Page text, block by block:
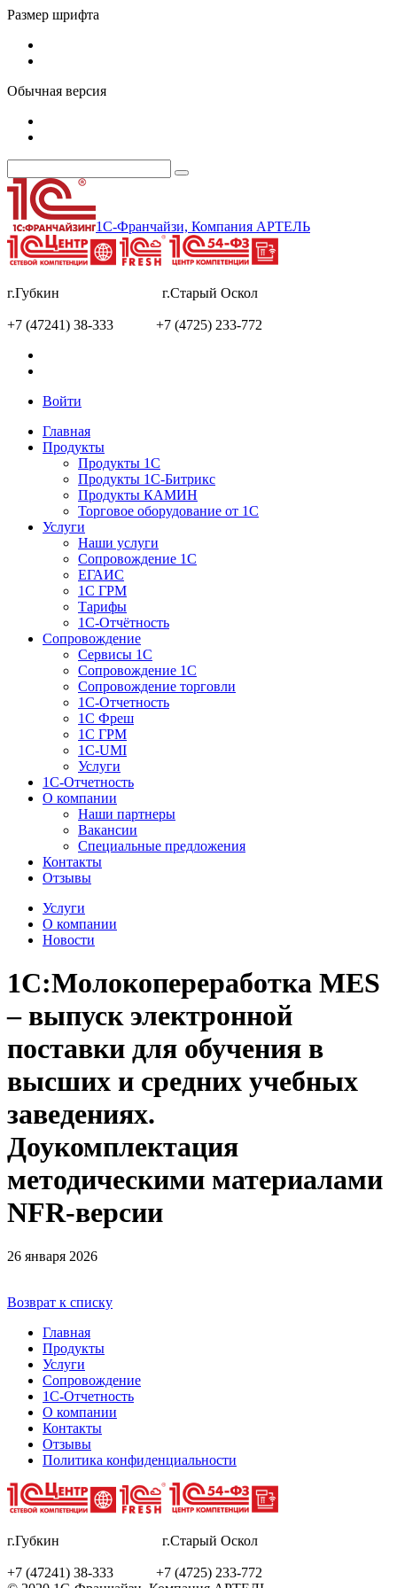
Размер шрифта
Обычная версия
1С-Франчайзи, Компания АРТЕЛЬ
г.Губкин г.Старый Оскол
+7 (47241) 38-333 +7 (4725) 233-772
Войти
Главная
Продукты
Продукты 1С
Продукты 1С-Битрикс
Продукты КАМИН
Торговое оборудование от 1С
Услуги
Наши услуги
Сопровождение 1С
ЕГАИС
1С ГРМ
Тарифы
1С-Отчётность
Сопровождение
Сервисы 1С
Сопровождение 1С
Сопровождение торговли
1С-Отчетность
1С Фреш
1С ГРМ
1C-UMI
Услуги
1С-Отчетность
О компании
Наши партнеры
Вакансии
Специальные предложения
Контакты
Отзывы
Услуги
О компании
Новости
1С:Молокопереработка MES
– выпуск электронной
поставки для обучения в
высших и средних учебных
заведениях.
Доукомплектация
методическими материалами
NFR-версии
26 января 2026
Возврат к списку
Главная
Продукты
Услуги
Сопровождение
1С-Отчетность
О компании
Контакты
Отзывы
Политика конфиденциальности
г.Губкин г.Старый Оскол
+7 (47241) 38-333 +7 (4725) 233-772